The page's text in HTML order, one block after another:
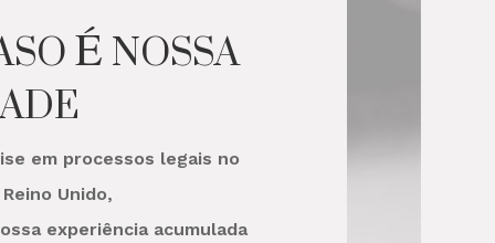
É NOSSA
em processos legais no
Unido,
experiência acumulada